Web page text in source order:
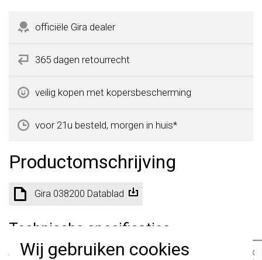
Wij gebruiken cookies
officiële Gira dealer
365 dagen retourrecht
veilig kopen met kopersbescherming
voor 21u besteld, morgen in huis*
Productomschrijving
Gira 038200 Datablad
Technische specificaties
Specificatie
Waarde
×